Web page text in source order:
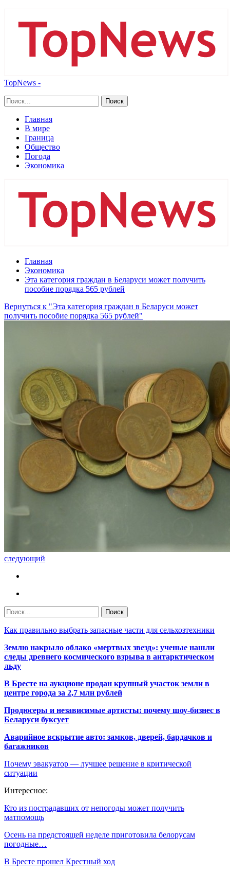
TopNews -
Главная
В мире
Граница
Общество
Погода
Экономика
Главная
Экономика
Эта категория граждан в Беларуси может получить
пособие порядка 565 рублей
Вернуться к "Эта категория граждан в Беларуси может
получить пособие порядка 565 рублей"
следующий
Как правильно выбрать запасные части для сельхозтехники
Землю накрыло облако «мертвых звезд»: ученые нашли
следы древнего космического взрыва в антарктическом
льду
В Бресте на аукционе продан крупный участок земли в
центре города за 2,7 млн рублей
Продюсеры и независимые артисты: почему шоу-бизнес в
Беларуси буксует
Аварийное вскрытие авто: замков, дверей, бардачков и
багажников
Почему эвакуатор — лучшее решение в критической
ситуации
Интересное:
Кто из пострадавших от непогоды может получить
матпомощь
Осень на предстоящей неделе приготовила белорусам
погодные…
В Бресте прошел Крестный ход